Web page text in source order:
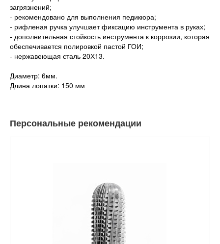
загрязнений;
- рекомендовано для выполнения педикюра;
- рифленая ручка улучшает фиксацию инструмента в руках;
- дополнительная стойкость инструмента к коррозии, которая
обеспечивается полировкой пастой ГОИ;
- нержавеющая сталь 20Х13.
Диаметр: 6мм.
Длина лопатки: 150 мм
Персональные рекомендации